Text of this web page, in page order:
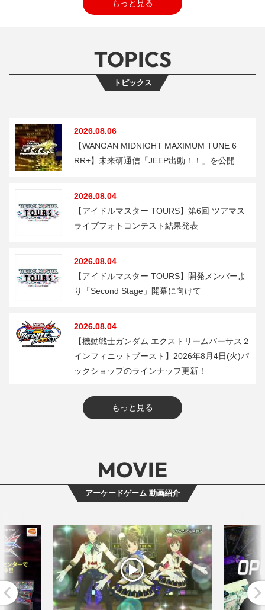
もっと見る
トピックス
TOPICS
2026.08.06
【WANGAN MIDNIGHT MAXIMUM TUNE 6
RR+】未来研通信「JEEP出動！！」を公開
2026.08.04
【アイドルマスター TOURS】第6回 ツアマス
ライブフォトコンテスト結果発表
2026.08.04
【アイドルマスター TOURS】開発メンバーよ
り「Second Stage」開幕に向けて
2026.08.04
【機動戦士ガンダム エクストリームバーサス２
インフィニットブースト】2026年8月4日(火)パ
ックショップのラインナップ更新！
もっと見る
アーケードゲーム 動画紹介
MOVIE